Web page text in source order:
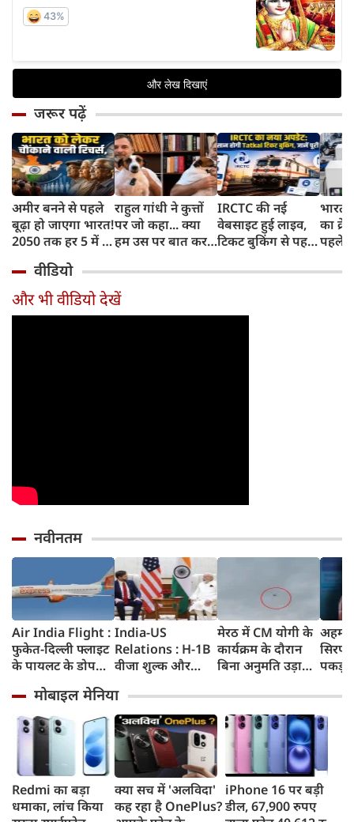
जरूर पढ़ें
अमीर बनने से पहले
बूढ़ा हो जाएगा भारत!
2050 तक हर 5 में 1
साल से ज्यादा उम्र का
राहुल गांधी ने कुत्तों
पर जो कहा... क्या
हम उस पर बात कर
IRCTC की नई
वेबसाइट हुई लाइव,
टिकट बुकिंग से पहले
काम, जानें पूरा
भारत
का
पहले
और
वीडियो
और भी वीडियो देखें
नवीनतम
Air India Flight :
फुकेत-दिल्ली फ्लाइट
के पायलट के डोप
कहा- रिपोर्ट नहीं
मिली, टिप्पणी की
स्थिति में नहीं
India-US
Relations : H-1B
वीजा शुल्क और
अलावा PM मोदी ने
अमेरिकी उपराष्ट्रपति
जेडी वेंस किन मुद्दों पर
की चर्चा
मेरठ में CM योगी के
कार्यक्रम के दौरान
बिना अनुमति उड़ाया
को किया गिरफ्तार
सिरप
पकड़ा
रुपए
जब्त
मोबाइल मेनिया
Redmi का बड़ा
धमाका, लांच किया
क्या सच में 'अलविदा'
कह रहा है OnePlus?
iPhone 16 पर बड़ी
डील, 67,900 रुपए